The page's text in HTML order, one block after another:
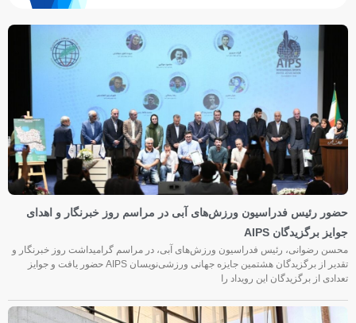
حضور رئیس فدراسیون ورزش‌های آبی در مراسم روز خبرنگار و اهدای
جوایز برگزیدگان AIPS
محسن رضوانی، رئیس فدراسیون ورزش‌های آبی، در مراسم گرامیداشت روز خبرنگار و
تقدیر از برگزیدگان هشتمین جایزه جهانی ورزشی‌نویسان AIPS حضور یافت و جوایز
تعدادی از برگزیدگان این رویداد را